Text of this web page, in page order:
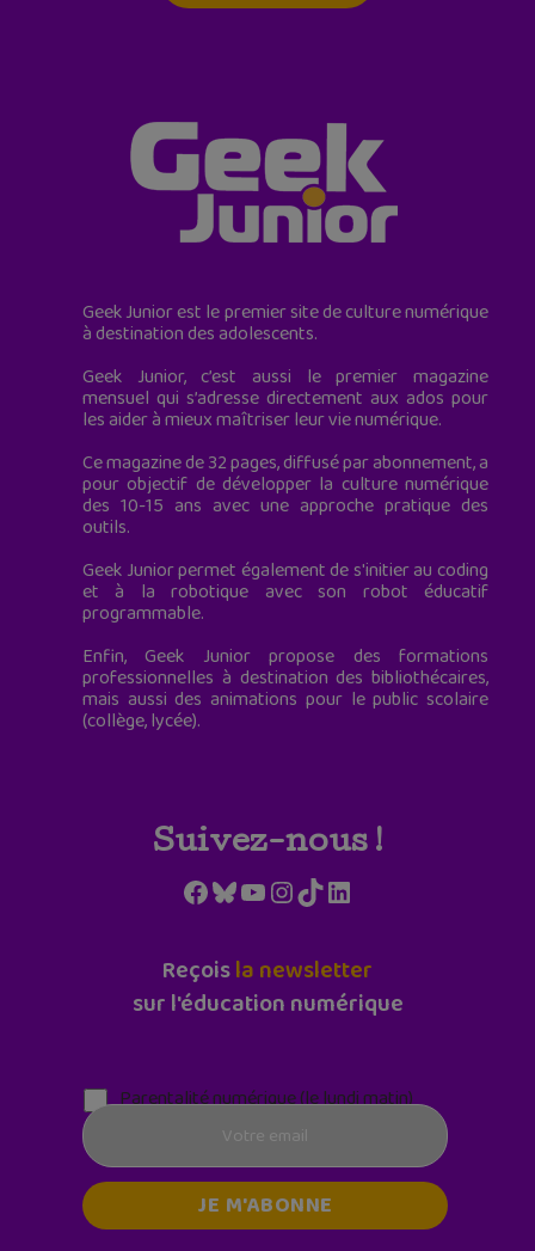
Geek Junior est le premier site de culture numérique
à destination des adolescents.
Geek Junior, c’est aussi le premier magazine
mensuel qui s’adresse directement aux ados pour
les aider à mieux maîtriser leur vie numérique.
Ce magazine de 32 pages, diffusé par abonnement, a
pour objectif de développer la culture numérique
des 10-15 ans avec une approche pratique des
outils.
Geek Junior permet également de s'initier au coding
et à la robotique avec son robot éducatif
programmable.
Enfin, Geek Junior propose des formations
professionnelles à destination des bibliothécaires,
mais aussi des animations pour le public scolaire
(collège, lycée).
Suivez-nous !
Facebook
Bluesky
YouTube
Instagram
TikTokLinkedIn
Reçoisla newsletter
sur l'éducation numérique
Parentalité numérique (le lundi matin)